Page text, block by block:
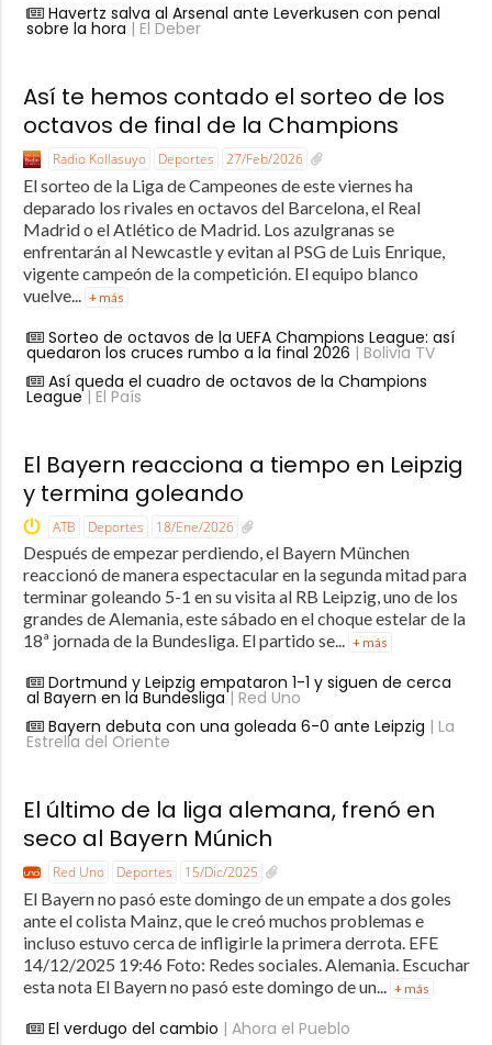
Havertz salva al Arsenal ante Leverkusen con penal
sobre la hora | El Deber
Así te hemos contado el sorteo de los
octavos de final de la Champions
Radio Kollasuyo Deportes 27/Feb/2026
El sorteo de la Liga de Campeones de este viernes ha
deparado los rivales en octavos del Barcelona, el Real
Madrid o el Atlético de Madrid. Los azulgranas se
enfrentarán al Newcastle y evitan al PSG de Luis Enrique,
vigente campeón de la competición. El equipo blanco
vuelve...
+ más
Sorteo de octavos de la UEFA Champions League: así
quedaron los cruces rumbo a la final 2026 | Bolivia TV
Así queda el cuadro de octavos de la Champions
League| El País
El Bayern reacciona a tiempo en Leipzig
y termina goleando
ATB Deportes 18/Ene/2026
Después de empezar perdiendo, el Bayern München
reaccionó de manera espectacular en la segunda mitad para
terminar goleando 5-1 en su visita al RB Leipzig, uno de los
grandes de Alemania, este sábado en el choque estelar de la
18ª jornada de la Bundesliga. El partido se... + más
Dortmund y Leipzig empataron 1-1 y siguen de cerca
al Bayern en la Bundesliga| Red Uno
Bayern debuta con una goleada 6-0 ante Leipzig | La
Estrella del Oriente
El último de la liga alemana, frenó en
seco al Bayern Múnich
Red Uno Deportes 15/Dic/2025
El Bayern no pasó este domingo de un empate a dos goles
ante el colista Mainz, que le creó muchos problemas e
incluso estuvo cerca de infligirle la primera derrota. EFE
14/12/2025 19:46 Foto: Redes sociales. Alemania. Escuchar
esta nota El Bayern no pasó este domingo de un... + más
El verdugo del cambio | Ahora el Pueblo